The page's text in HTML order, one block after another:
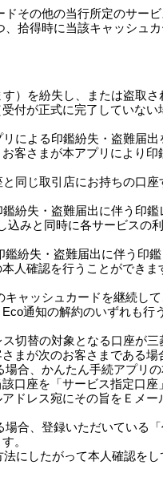
その他の当行所定のサー
拾得時に当該キャッシュ
）を紛失し、または盗取
が正式に完了していない
による印鑑紛失・盗難届
客さまが本アプリにより
同じ取引店にお持ちの口
紛失・盗難届出に伴う印
みと同時に各サービスの
紛失・盗難届出に伴う印
人確認を行うことができ
ャッシュカードを継続して
通知の解約のいずれも行
切替の対象となる口座が
まが次のお客さまである場
合、かんたん手続アプリ
口座を「サービス指定口
ドレス宛にその旨をＥメ
合、登録いただいている
。
にしたがって本人確認を